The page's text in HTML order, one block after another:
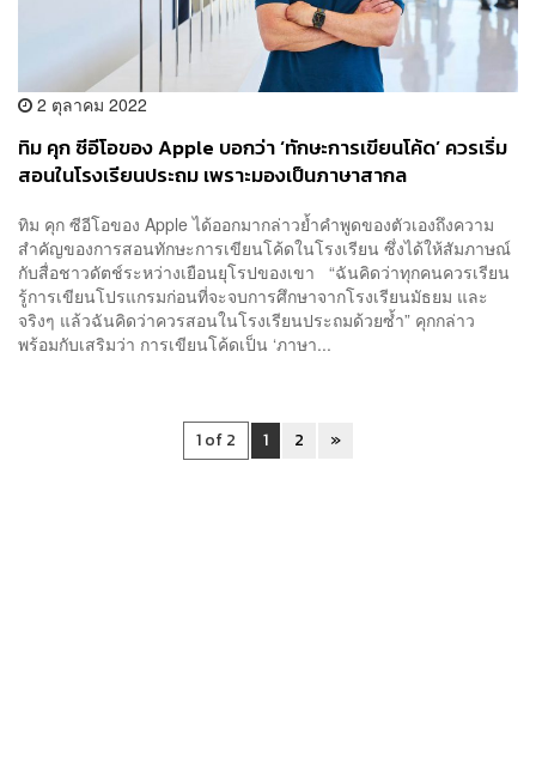
2 ตุลาคม 2022
ทิม คุก ซีอีโอของ Apple บอกว่า ‘ทักษะการเขียนโค้ด’ ควรเริ่ม
สอนในโรงเรียนประถม เพราะมองเป็นภาษาสากล
ทิม คุก ซีอีโอของ Apple ได้ออกมากล่าวย้ำคำพูดของตัวเองถึงความ
สำคัญของการสอนทักษะการเขียนโค้ดในโรงเรียน ซึ่งได้ให้สัมภาษณ์
กับสื่อชาวดัตช์ระหว่างเยือนยุโรปของเขา “ฉันคิดว่าทุกคนควรเรียน
รู้การเขียนโปรแกรมก่อนที่จะจบการศึกษาจากโรงเรียนมัธยม และ
จริงๆ แล้วฉันคิดว่าควรสอนในโรงเรียนประถมด้วยซ้ำ” คุกกล่าว
พร้อมกับเสริมว่า การเขียนโค้ดเป็น ‘ภาษา...
1 of 2 1 2 »